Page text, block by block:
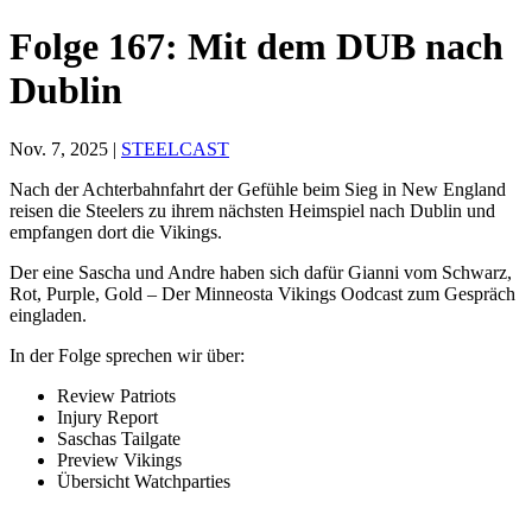
Folge 167: Mit dem DUB nach
Dublin
Nov. 7, 2025 | STEELCAST
Nach der Achterbahnfahrt der Gefühle beim Sieg in New England
reisen die Steelers zu ihrem nächsten Heimspiel nach Dublin und
empfangen dort die Vikings.
Der eine Sascha und Andre haben sich dafür Gianni vom Schwarz,
Rot, Purple, Gold – Der Minneosta Vikings Oodcast zum Gespräch
eingladen.
In der Folge sprechen wir über:
Review Patriots
Injury Report
Saschas Tailgate
Preview Vikings
Übersicht Watchparties